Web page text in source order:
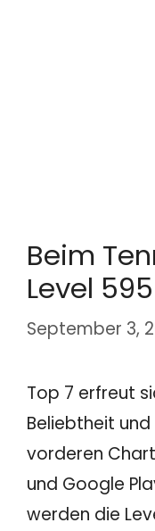
Beim
Level
September 3,
Top 7 erfreut
Beliebtheit
vorderen
und Google
werden die